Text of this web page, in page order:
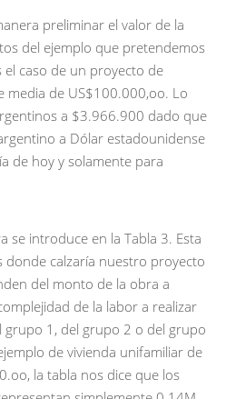
preliminar el valor de la
del ejemplo que pretendemos
caso de un proyecto de
media de US$100.000,oo. Lo
a $3.966.900 dado que
a Dólar estadounidense
de hoy y solamente para
se introduce en la Tabla 3. Esta
donde calzaría nuestro proyecto
del monto de la obra a
de la labor a realizar
1, del grupo 2 o del grupo
de vivienda unifamiliar de
la tabla nos dice que los